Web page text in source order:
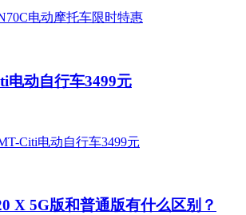
电动自行车3499元
X 5G版和普通版有什么区别？